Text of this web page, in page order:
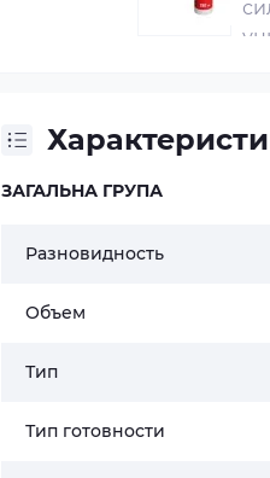
ЗАГАЛЬНА ГРУПА
Разновидность
Объем
Тип
Тип готовности